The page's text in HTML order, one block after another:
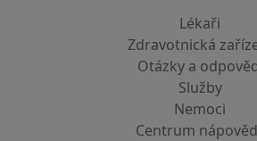
Lékaři
Zdravotnická
Otázky a
Služby
Nemoci
Centrum